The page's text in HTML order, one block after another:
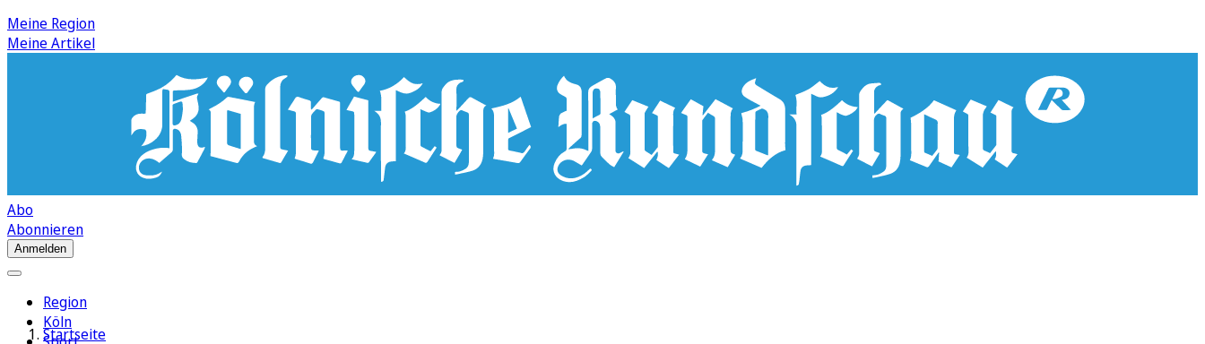
Meine Region
Meine Artikel
Abo
Abonnieren
Anmelden
Region
Köln
Startseite